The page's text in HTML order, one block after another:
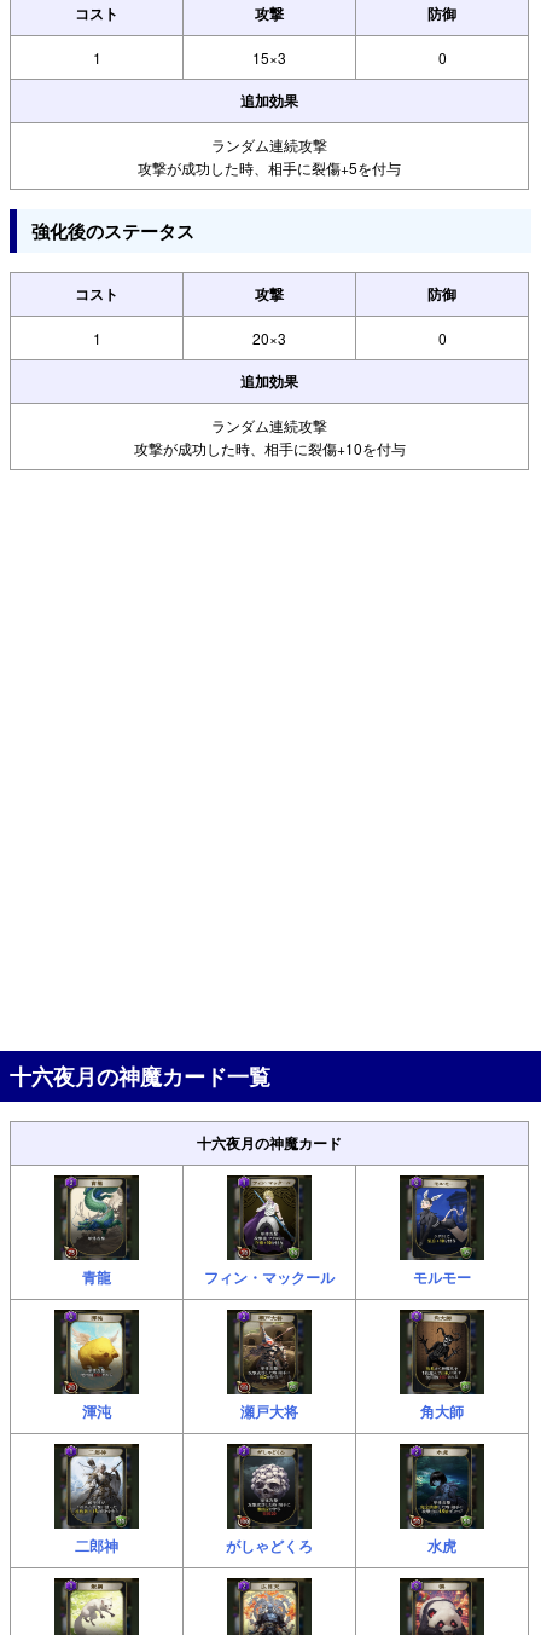
コスト 攻撃 防御
1 15×3 0
追加効果
ランダム連続攻撃
攻撃が成功した時、相手に裂傷+5を付与
強化後のステータス
コスト 攻撃 防御
1 20×3 0
追加効果
ランダム連続攻撃
攻撃が成功した時、相手に裂傷+10を付与
十六夜月の神魔カード一覧
十六夜月の神魔カード
青龍 フィン・マックール モルモー
渾沌 瀬戸大将 角大師
二郎神 がしゃどくろ 水虎